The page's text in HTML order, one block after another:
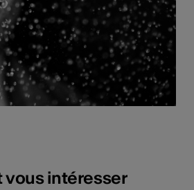
vous intéresser